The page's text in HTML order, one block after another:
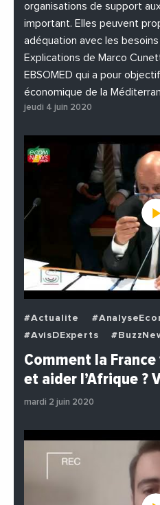
organisations de support
important. Elles peuvent
adéquation avec les
Explications de Marco
EBSOMED qui a pour
économique de la
jeudi 4 juin 2020
#Actualite
#AvisDExperts
#EchangesMediterraneens
#Politique
Comment la
et aider l’Afrique ?
mardi 2 juin 2020